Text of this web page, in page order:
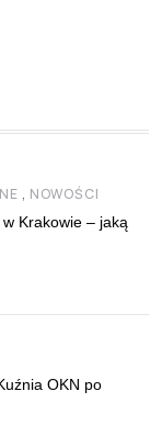
, NOWOŚCI
w Krakowie – jaką
OKN po